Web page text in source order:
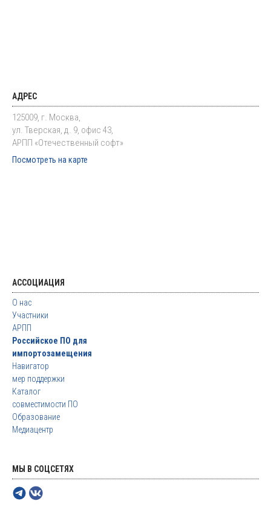
АДРЕС
125009, г. Москва,
ул. Тверская, д. 9, офис 43,
АРПП «Отечественный софт»
Посмотреть на карте
АССОЦИАЦИЯ
О нас
Участники
АРПП
Российское ПО для
импортозамещения
Навигатор
мер поддержки
Каталог
совместимости ПО
Образование
Медиацентр
МЫ В СОЦСЕТЯХ